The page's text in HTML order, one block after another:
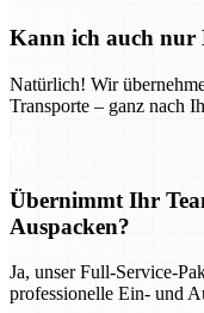
Kann ich auch nur
Natürlich! Wir
Transporte – ganz nach
Übernimmt Ihr
Auspacken?
Ja, unser Full-Service-
professionelle Ein- und